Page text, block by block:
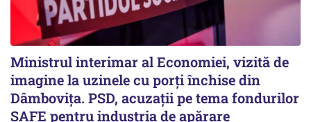
Ministrul interimar al Economiei, vizită de
imagine la uzinele cu porți închise din
Dâmbovița. PSD, acuzații pe tema fondurilor
SAFE pentru industria de apărare